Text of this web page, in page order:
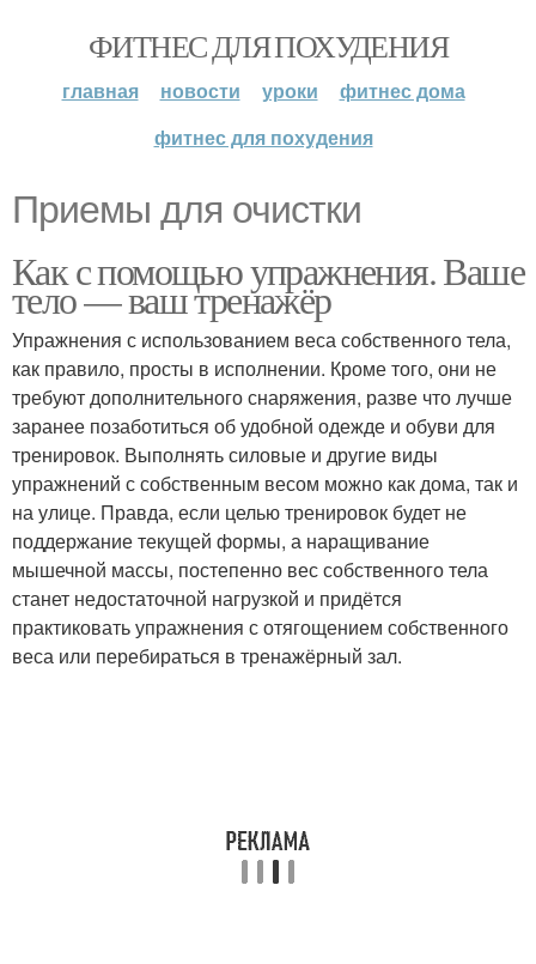
ФИТНЕС ДЛЯ ПОХУДЕНИЯ
главная новости уроки
фитнес дома
фитнес для похудения
Приемы для очистки
Как с помощью упражнения. Ваше
тело — ваш тренажёр
Упражнения с использованием веса собственного тела,
как правило, просты в исполнении. Кроме того, они не
требуют дополнительного снаряжения, разве что лучше
заранее позаботиться об удобной одежде и обуви для
тренировок. Выполнять силовые и другие виды
упражнений с собственным весом можно как дома, так и
на улице. Правда, если целью тренировок будет не
поддержание текущей формы, а наращивание
мышечной массы, постепенно вес собственного тела
станет недостаточной нагрузкой и придётся
практиковать упражнения с отягощением собственного
веса или перебираться в тренажёрный зал.